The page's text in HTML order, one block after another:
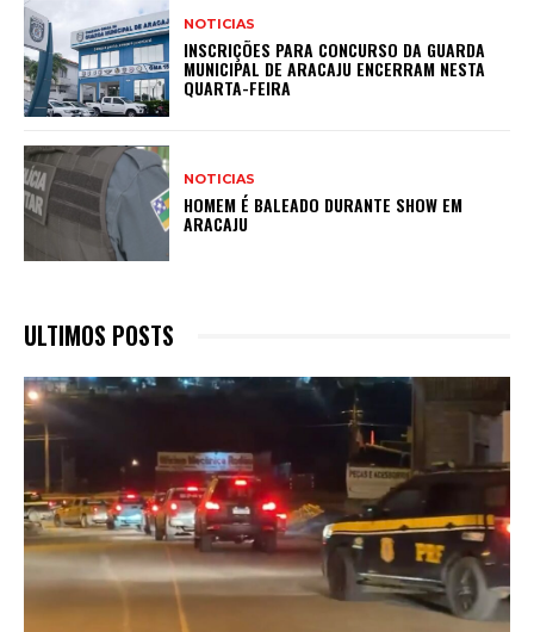
NOTICIAS
INSCRIÇÕES PARA CONCURSO DA GUARDA
MUNICIPAL DE ARACAJU ENCERRAM NESTA
QUARTA-FEIRA
NOTICIAS
HOMEM É BALEADO DURANTE SHOW EM
ARACAJU
ULTIMOS POSTS